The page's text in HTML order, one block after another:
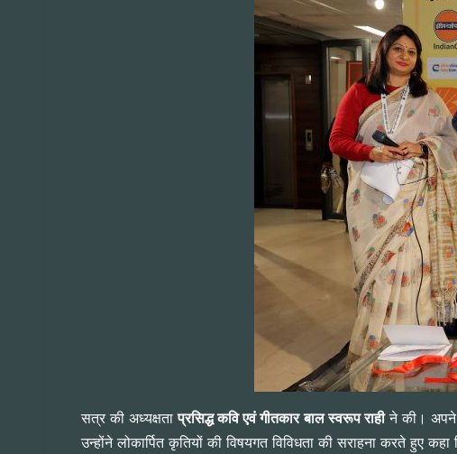
सत्र की अध्यक्षताप्रसिद्ध कवि एवं गीतकार बाल स्वरूप राहीने की। अपने
उन्होंने लोकार्पित कृतियों की विषयगत विविधता की सराहना करते हुए